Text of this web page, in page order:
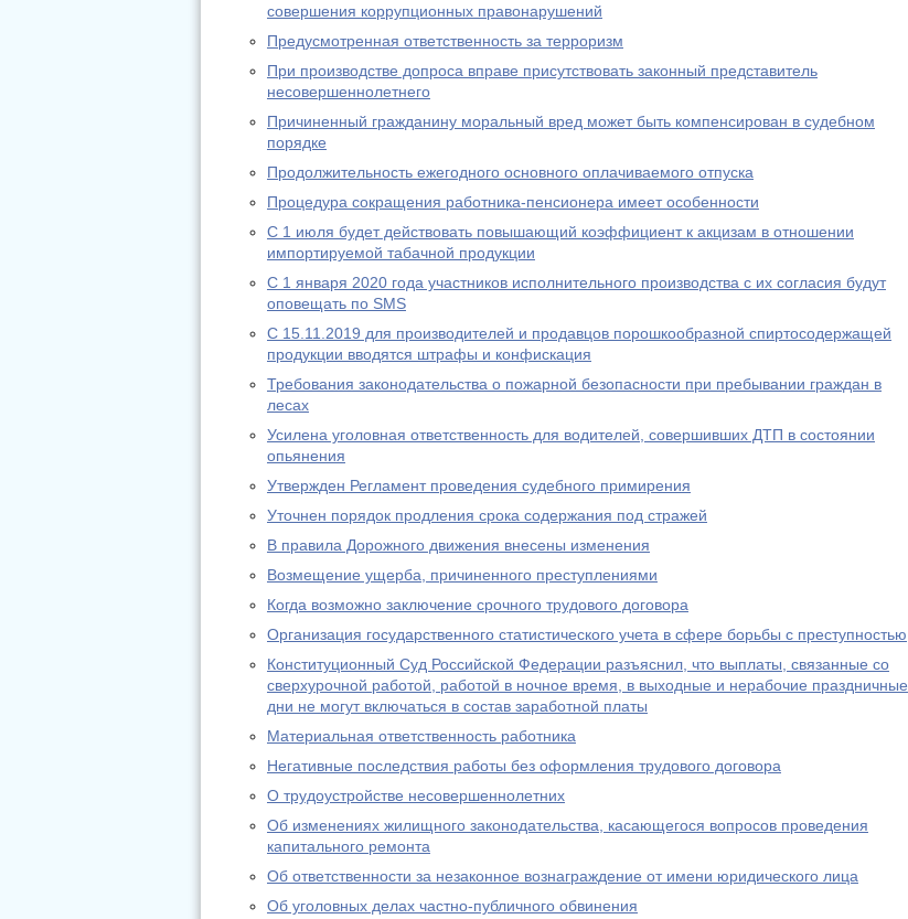
совершения коррупционных правонарушений
Предусмотренная ответственность за терроризм
При производстве допроса вправе присутствовать законный представитель
несовершеннолетнего
Причиненный гражданину моральный вред может быть компенсирован в судебном
порядке
Продолжительность ежегодного основного оплачиваемого отпуска
Процедура сокращения работника-пенсионера имеет особенности
С 1 июля будет действовать повышающий коэффициент к акцизам в отношении
импортируемой табачной продукции
С 1 января 2020 года участников исполнительного производства с их согласия будут
оповещать по SMS
С 15.11.2019 для производителей и продавцов порошкообразной спиртосодержащей
продукции вводятся штрафы и конфискация
Требования законодательства о пожарной безопасности при пребывании граждан в
лесах
Усилена уголовная ответственность для водителей, совершивших ДТП в состоянии
опьянения
Утвержден Регламент проведения судебного примирения
Уточнен порядок продления срока содержания под стражей
В правила Дорожного движения внесены изменения
Возмещение ущерба, причиненного преступлениями
Когда возможно заключение срочного трудового договора
Организация государственного статистического учета в сфере борьбы с преступностью
Конституционный Суд Российской Федерации разъяснил, что выплаты, связанные со
сверхурочной работой, работой в ночное время, в выходные и нерабочие праздничные
дни не могут включаться в состав заработной платы
Материальная ответственность работника
Негативные последствия работы без оформления трудового договора
О трудоустройстве несовершеннолетних
Об изменениях жилищного законодательства, касающегося вопросов проведения
капитального ремонта
Об ответственности за незаконное вознаграждение от имени юридического лица
Об уголовных делах частно-публичного обвинения